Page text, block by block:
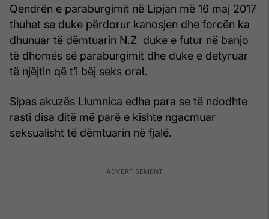
Qendrën e paraburgimit në Lipjan më 16 maj 2017
thuhet se duke përdorur kanosjen dhe forcën ka
dhunuar të dëmtuarin N.Z duke e futur në banjo
të dhomës së paraburgimit dhe duke e detyruar
të njëjtin që t’i bëj seks oral.
Sipas akuzës Llumnica edhe para se të ndodhte
rasti disa ditë më parë e kishte ngacmuar
seksualisht të dëmtuarin në fjalë.